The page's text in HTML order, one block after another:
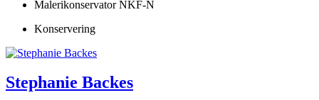
Malerikonservator NKF-N
Konservering
Stephanie Backes